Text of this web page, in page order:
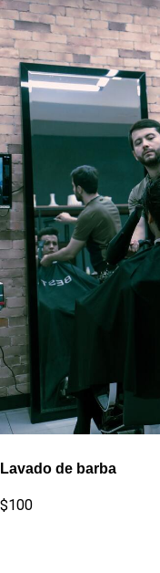
Lavado de barba
$100